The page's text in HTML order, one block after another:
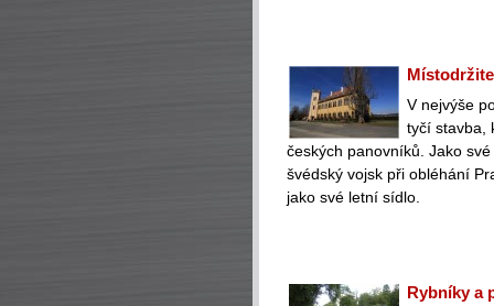
V nejvýše
tyčí stavba,
českých panovníků. Jako
švédský vojsk při obléhání
jako své letní sídlo.
Rybníky a